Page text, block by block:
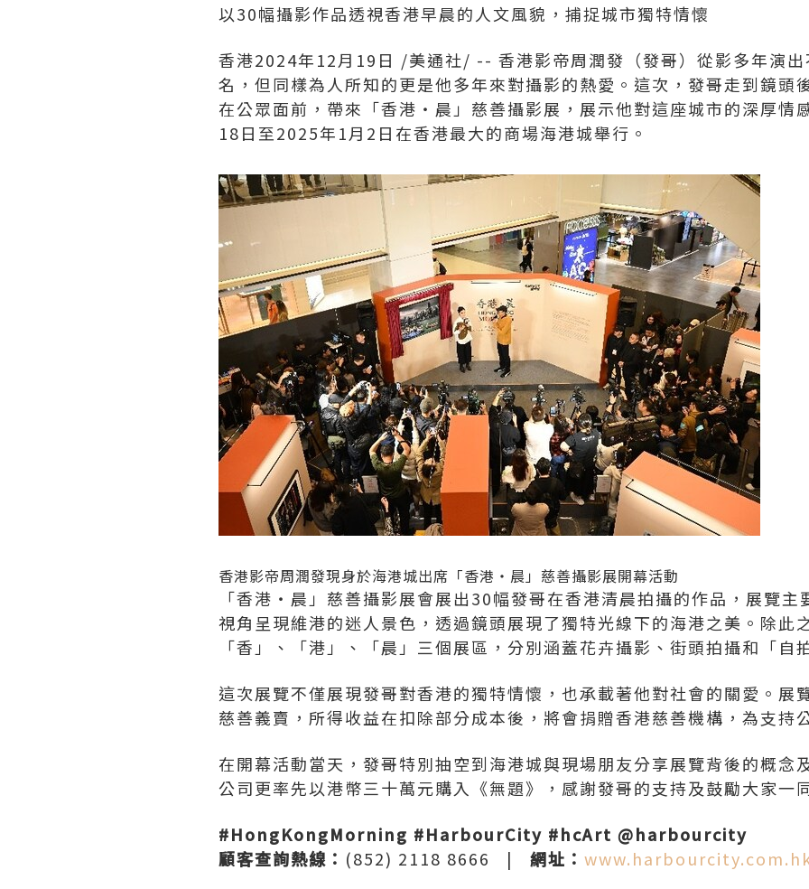
以30幅攝影作品透視香港早晨的人文風貌，捕捉城市獨特情懷
香港2024年12月19日 /美通社/ -- 香港影帝周潤發 （發哥） 從影多年演
名，但同樣為人所知的更是他多年來對攝影的熱愛。這次，發哥走到鏡頭
在公眾面前，帶來「香港‧晨」慈善攝影展，展示他對這座城市的深厚情
18日至2025年1月2日在香港最大的商場海港城舉行。
香港影帝周潤發現身於海港城出席「香港‧晨」慈善攝影展開幕活動
「香港‧晨」慈善攝影展會展出30幅發哥在香港清晨拍攝的作品，展覽主
視角呈現維港的迷人景色，透過鏡頭展現了獨特光線下的海港之美。除此
「香」、「港」、「晨」三個展區，分別涵蓋花卉攝影、街頭拍攝和「自
這次展覽不僅展現發哥對香港的獨特情懷，也承載著他對社會的關愛。展
慈善義賣，所得收益在扣除部分成本後，將會捐贈香港慈善機構，為支持
在開幕活動當天，發哥特別抽空到海港城與現場朋友分享展覽背後的概念
公司更率先以港幣三十萬元購入《無題》，感謝發哥的支持及鼓勵大家一
#HongKongMorning #HarbourCity #hcArt @harbourcity
顧客查詢熱線： (852) 2118 8666 | 網址：